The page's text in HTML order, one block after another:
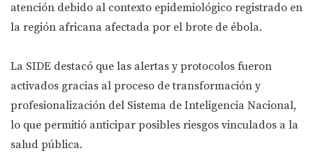
atención debido al contexto epidemiológico registrado en
la región africana afectada por el brote de ébola.
La SIDE destacó que las alertas y protocolos fueron
activados gracias al proceso de transformación y
profesionalización del Sistema de Inteligencia Nacional,
lo que permitió anticipar posibles riesgos vinculados a la
salud pública.